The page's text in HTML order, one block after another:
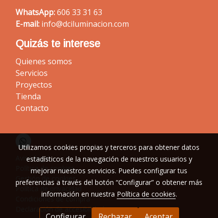
WhatsApp:606 33 31 63
E-mail: info@dciluminacion.com
Quizás te interese
Quienes somos
Servicios
Proyectos
Tienda
Contacto
Aviso legal
Política de cookies
Gestión de cookies
Política de privacidad
Condiciones de compra
Declaración de accesibilidad
Utilizamos cookies propias y terceros para obtener datos
estadísticos de la navegación de nuestros usuarios y
mejorar nuestros servicios. Puedes configurar tus
preferencias a través del botón “Configurar” o obtener más
información en nuestra Política de cookies.